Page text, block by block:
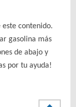
este contenido.
gasolina más
de abajo y
por tu ayuda!